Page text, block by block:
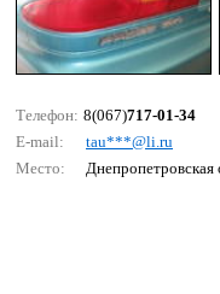
Телефон: 8(067)717-01-34
E-mail:
tаu***@li.ru
Место:
Днепропетровская